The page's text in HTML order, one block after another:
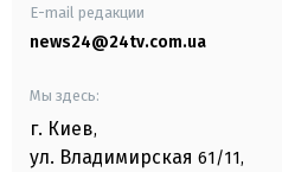
E-mail редакции
news24@24tv.com.ua
Мы здесь:
г. Киев,
ул. Владимирская 61/11,